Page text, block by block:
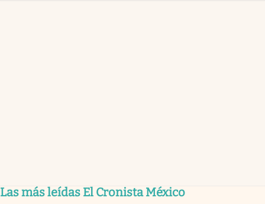
Las más leídas El Cronista México